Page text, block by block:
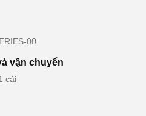
00
vận chuyển
cái